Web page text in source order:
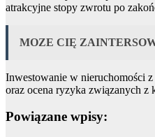
atrakcyjne stopy zwrotu po
MOZE CIĘ
Inwestowanie w nieruchomości
oraz ocena ryzyka związanych z
Powiązane wpisy: